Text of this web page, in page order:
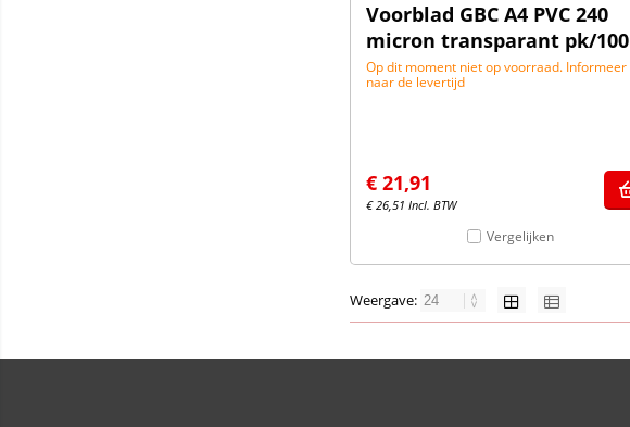
Voorblad GBC A4 PVC 240
micron transparant pk/100
Op dit moment niet op voorraad. Informeer
naar de levertijd
€ 21,91
€26,51 Incl. BTW
Vergelijken
Weergave: